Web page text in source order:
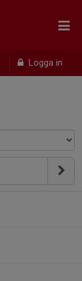
Logga in